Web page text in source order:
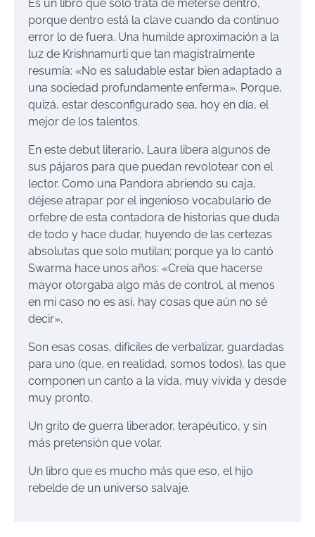
Es un libro que solo trata de meterse dentro,
porque dentro está la clave cuando da continuo
error lo de fuera. Una humilde aproximación a la
luz de Krishnamurti que tan magistralmente
resumía: «No es saludable estar bien adaptado a
una sociedad profundamente enferma». Porque,
quizá, estar desconfigurado sea, hoy en día, el
mejor de los talentos.
En este debut literario, Laura libera algunos de
sus pájaros para que puedan revolotear con el
lector. Como una Pandora abriendo su caja,
déjese atrapar por el ingenioso vocabulario de
orfebre de esta contadora de historias que duda
de todo y hace dudar, huyendo de las certezas
absolutas que solo mutilan; porque ya lo cantó
Swarma hace unos años: «Creía que hacerse
mayor otorgaba algo más de control, al menos
en mi caso no es así, hay cosas que aún no sé
decir».
Son esas cosas, difíciles de verbalizar, guardadas
para uno (que, en realidad, somos todos), las que
componen un canto a la vida, muy vivida y desde
muy pronto.
Un grito de guerra liberador, terapéutico, y sin
más pretensión que volar.
Un libro que es mucho más que eso, el hijo
rebelde de un universo salvaje.